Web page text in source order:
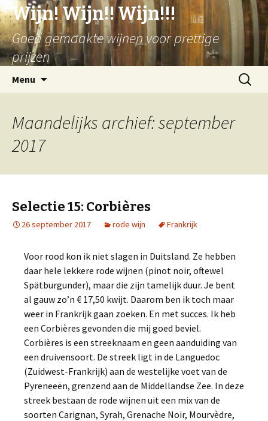
Wijn! Wijn!! Wijn!!!
Goed gemaakte wijnen voor prettige
prijzen
Menu
Zoeken
naar:
Maandelijks archief: september
2017
Selectie 15: Corbières
26 september 2017 rode wijn Frankrijk
Voor rood kon ik niet slagen in Duitsland. Ze hebben
daar hele lekkere rode wijnen (pinot noir, oftewel
Spätburgunder), maar die zijn tamelijk duur. Je bent
al gauw zo’n € 17,50 kwijt. Daarom ben ik toch maar
weer in Frankrijk gaan zoeken. En met succes. Ik heb
een Corbières gevonden die mij goed beviel.
Corbières is een streeknaam en geen aanduiding van
een druivensoort. De streek ligt in de Languedoc
(Zuidwest-Frankrijk) aan de westelijke voet van de
Pyreneeën, grenzend aan de Middellandse Zee. In deze
streek bestaan de rode wijnen uit een mix van de
soorten Carignan, Syrah, Grenache Noir, Mourvèdre,